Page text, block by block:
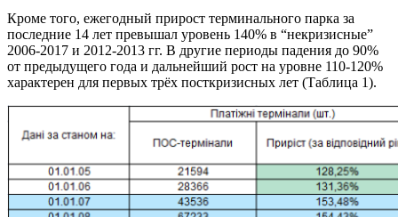
Кроме того, ежегодный прирост терминального парка за
последние 14 лет превышал уровень 140% в “некризисные”
2006-2017 и 2012-2013 гг. В другие периоды падения до 90%
от предыдущего года и дальнейший рост на уровне 110-120%
характерен для первых трёх посткризисных лет (Таблица 1).